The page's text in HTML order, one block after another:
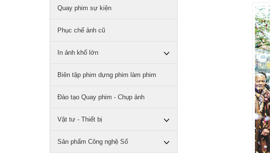
Quay phim sự kiện
Phục chế ảnh cũ
In ảnh khổ lớn
Biên tập phim dựng phim làm phim
Đào tạo Quay phim - Chụp ảnh
Vật tư - Thiết bị
Sản phẩm Công nghệ Số